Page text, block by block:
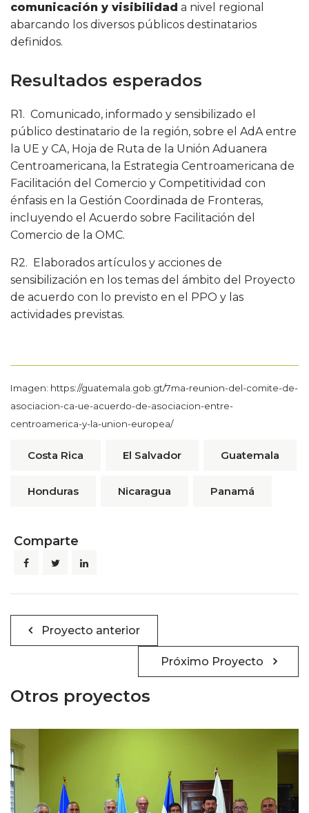
comunicación y visibilidad a nivel regional
abarcando los diversos públicos destinatarios
definidos.
Resultados esperados
R1. Comunicado, informado y sensibilizado el
público destinatario de la región, sobre el AdA entre
la UE y CA, Hoja de Ruta de la Unión Aduanera
Centroamericana, la Estrategia Centroamericana de
Facilitación del Comercio y Competitividad con
énfasis en la Gestión Coordinada de Fronteras,
incluyendo el Acuerdo sobre Facilitación del
Comercio de la OMC.
R2. Elaborados artículos y acciones de
sensibilización en los temas del ámbito del Proyecto
de acuerdo con lo previsto en el PPO y las
actividades previstas.
Imagen: https://guatemala.gob.gt/7ma-reunion-del-comite-de-
asociacion-ca-ue-acuerdo-de-asociacion-entre-
centroamerica-y-la-union-europea/
Costa Rica El Salvador Guatemala
Honduras Nicaragua Panamá
Comparte
Navegación
deProyecto anterior
Próximo Proyecto
Otros proyectos